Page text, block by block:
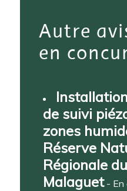
Autre
en
de suivi
zones
Réserve
Régionale
Malaguet- En